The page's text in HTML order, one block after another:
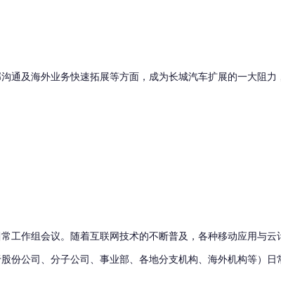
及海外业务快速拓展等方面，成为长城汽车扩展的一大阻力
作组会议。随着互联网技术的不断普及，各种移动应用与云
份公司、分子公司、事业部、各地分支机构、海外机构等）